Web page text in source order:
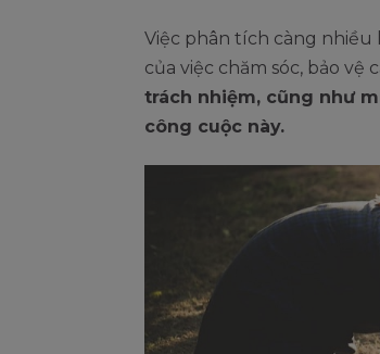
Việc phân tích càng nhiều
của việc chăm sóc, bảo vệ
trách nhiệm, cũng như
công cuộc này.